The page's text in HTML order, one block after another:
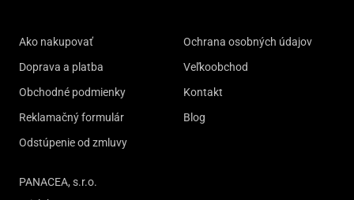
Ako nakupovať
Doprava a platba
Obchodné podmienky
Reklamačný formulár
Odstúpenie od zmluvy
Ochrana osobných údajov
Veľkoobchod
Kontakt
Blog
PANACEA, s.r.o.